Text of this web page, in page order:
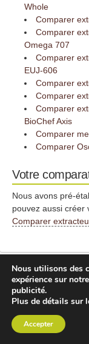
Whole
Comparer
Comparer
Omega 707
Comparer
EUJ-606
Comparer
Comparer
Comparer
BioChef Axis
Comparer
Comparer
Votre
Nous avons pré-
pouvez aussi créer
Comparer
Commentaires
jus à large
Donnez votre avis
Nous utilisons des
expérience sur
publicité.
Plus de détails sur
Accepter